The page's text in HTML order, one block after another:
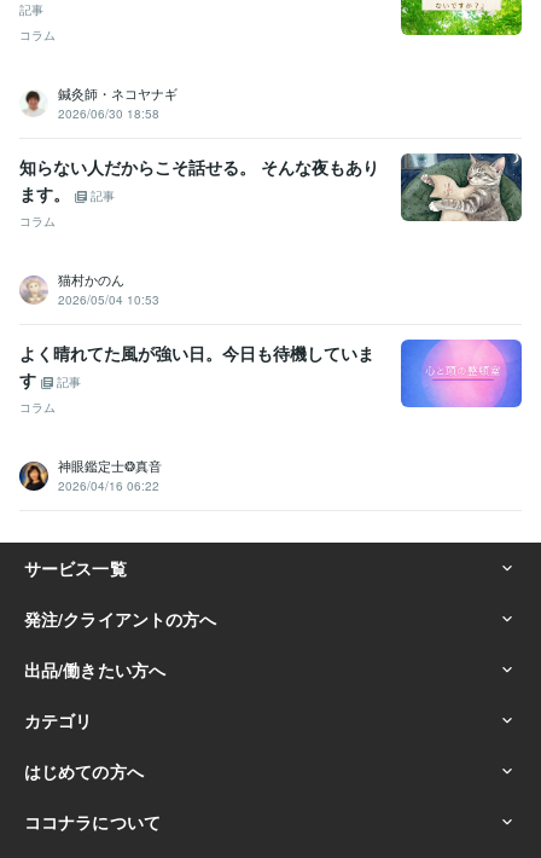
記事
コラム
鍼灸師・ネコヤナギ
2026/06/30 18:58
知らない人だからこそ話せる。 そんな夜もあり
ます。
記事
コラム
猫村かのん
2026/05/04 10:53
よく晴れてた風が強い日。今日も待機していま
す
記事
コラム
神眼鑑定士❂真音
2026/04/16 06:22